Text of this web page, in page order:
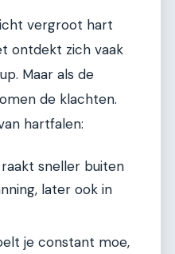
vergroot hart
ontdekt zich vaak
Maar als de
de klachten.
hartfalen:
sneller buiten
later ook in
je constant moe,